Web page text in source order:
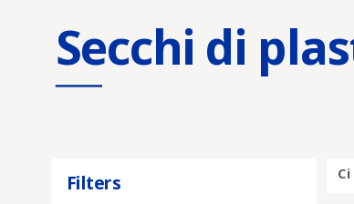
Secchi di
Filters